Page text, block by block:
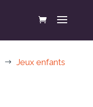
$ Jeux enfants